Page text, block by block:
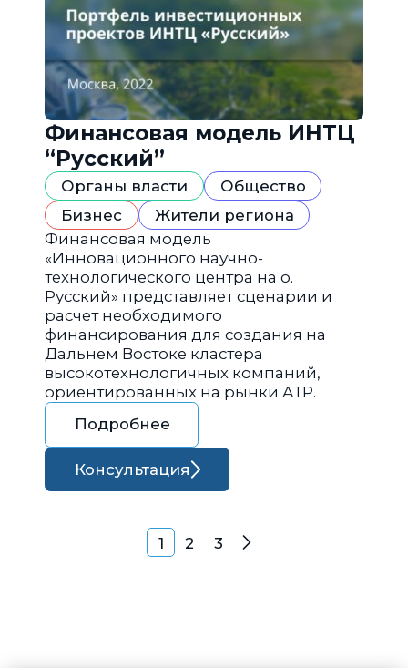
Финансовая модель ИНТЦ
“Русский”
Органы власти
Общество
Бизнес
Жители региона
Финансовая модель
«Инновационного научно-
технологического центра на о.
Русский» представляет сценарии и
расчет необходимого
финансирования для создания на
Дальнем Востоке кластера
высокотехнологичных компаний,
ориентированных на рынки АТР.
Подробнее
Консультация
Навигация по
1 2 3 Далее